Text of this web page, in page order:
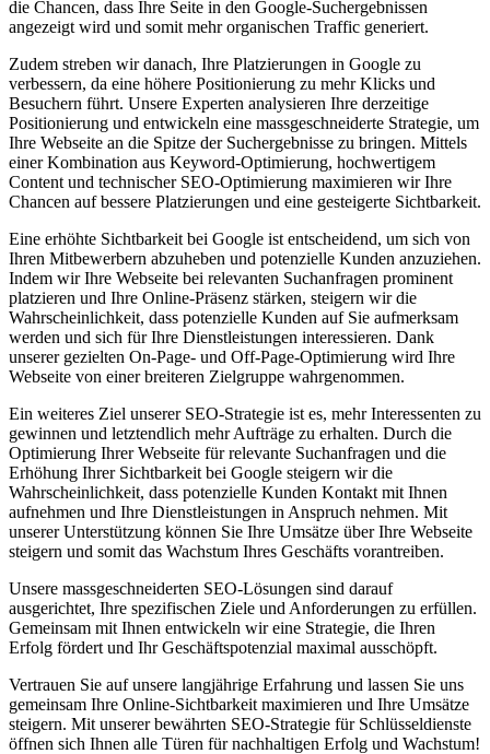
die Chancen, dass Ihre Seite in den Google-Suchergebnissen
angezeigt wird und somit mehr organischen Traffic generiert.
Zudem streben wir danach, Ihre Platzierungen in Google zu
verbessern, da eine höhere Positionierung zu mehr Klicks und
Besuchern führt. Unsere Experten analysieren Ihre derzeitige
Positionierung und entwickeln eine massgeschneiderte Strategie, um
Ihre Webseite an die Spitze der Suchergebnisse zu bringen. Mittels
einer Kombination aus Keyword-Optimierung, hochwertigem
Content und technischer SEO-Optimierung maximieren wir Ihre
Chancen auf bessere Platzierungen und eine gesteigerte Sichtbarkeit.
Eine erhöhte Sichtbarkeit bei Google ist entscheidend, um sich von
Ihren Mitbewerbern abzuheben und potenzielle Kunden anzuziehen.
Indem wir Ihre Webseite bei relevanten Suchanfragen prominent
platzieren und Ihre Online-Präsenz stärken, steigern wir die
Wahrscheinlichkeit, dass potenzielle Kunden auf Sie aufmerksam
werden und sich für Ihre Dienstleistungen interessieren. Dank
unserer gezielten On-Page- und Off-Page-Optimierung wird Ihre
Webseite von einer breiteren Zielgruppe wahrgenommen.
Ein weiteres Ziel unserer SEO-Strategie ist es, mehr Interessenten zu
gewinnen und letztendlich mehr Aufträge zu erhalten. Durch die
Optimierung Ihrer Webseite für relevante Suchanfragen und die
Erhöhung Ihrer Sichtbarkeit bei Google steigern wir die
Wahrscheinlichkeit, dass potenzielle Kunden Kontakt mit Ihnen
aufnehmen und Ihre Dienstleistungen in Anspruch nehmen. Mit
unserer Unterstützung können Sie Ihre Umsätze über Ihre Webseite
steigern und somit das Wachstum Ihres Geschäfts vorantreiben.
Unsere massgeschneiderten SEO-Lösungen sind darauf
ausgerichtet, Ihre spezifischen Ziele und Anforderungen zu erfüllen.
Gemeinsam mit Ihnen entwickeln wir eine Strategie, die Ihren
Erfolg fördert und Ihr Geschäftspotenzial maximal ausschöpft.
Vertrauen Sie auf unsere langjährige Erfahrung und lassen Sie uns
gemeinsam Ihre Online-Sichtbarkeit maximieren und Ihre Umsätze
steigern. Mit unserer bewährten SEO-Strategie für Schlüsseldienste
öffnen sich Ihnen alle Türen für nachhaltigen Erfolg und Wachstum!